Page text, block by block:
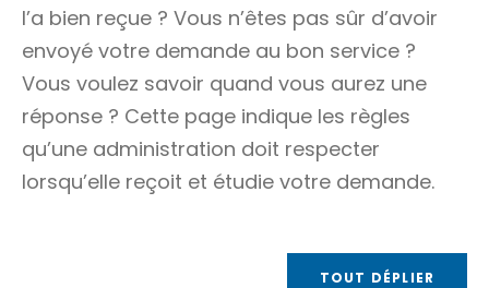
l’a bien reçue ? Vous n’êtes pas sûr d’avoir
envoyé votre demande au bon service ?
Vous voulez savoir quand vous aurez une
réponse ? Cette page indique les règles
qu’une administration doit respecter
lorsqu’elle reçoit et étudie votre demande.
TOUT DÉPLIER